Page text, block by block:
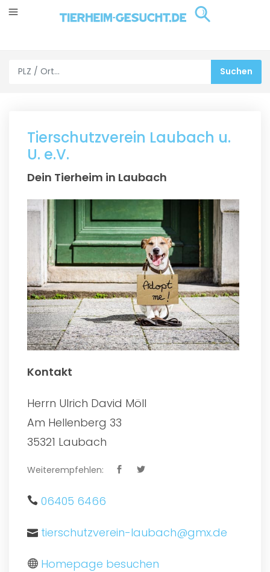
Tierschutzverein Laubach u.
U. e.V.
Dein Tierheim in Laubach
Kontakt
Herrn Ulrich David Möll
Am Hellenberg 33
35321 Laubach
Weiterempfehlen:
06405 6466
tierschutzverein-laubach@gmx.de
Homepage besuchen